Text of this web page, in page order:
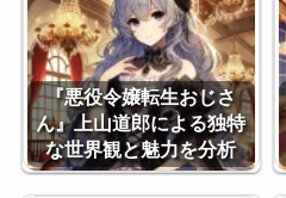
『悪役令嬢転生おじさ
ん』上山道郎による独特
な世界観と魅力を分析